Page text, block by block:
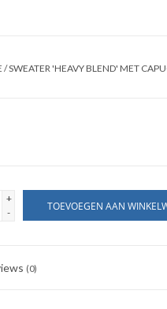
/SWEATER 'HEAVY BLEND' MET
+
-
TOEVOEGEN AAN
(0)